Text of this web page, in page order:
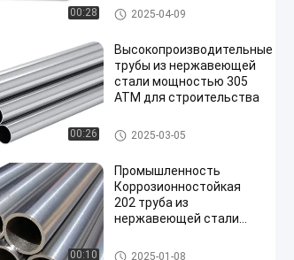
00:28
Труба из нержавеющей стал
и
2025-04-09
00:26
Высокопроизводительные
трубы из нержавеющей
стали мощностью 305
АТМ для строительства
Труба из нержавеющей стали
2025-03-05
00:10
Промышленность
Коррозионностойкая
202 труба из
нержавеющей стали
Труба из нержавеющей стал
2025-01-08